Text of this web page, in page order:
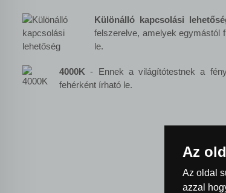
Különálló kapcsolási
felszerelve, amelyek egymástól
le.
4000K - Ennek a világítótestnek a
fehérként írható le.
Az
Az oldal
azzal